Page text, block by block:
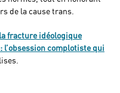
de la cause trans.
fracture idéologique
l’obsession complotiste qui